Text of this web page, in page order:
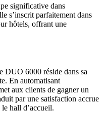
significative dans
s’inscrit parfaitement dans
hôtels, offrant une
DUO 6000 réside dans sa
En automatisant
aux clients de gagner un
par une satisfaction accrue
hall d’accueil.